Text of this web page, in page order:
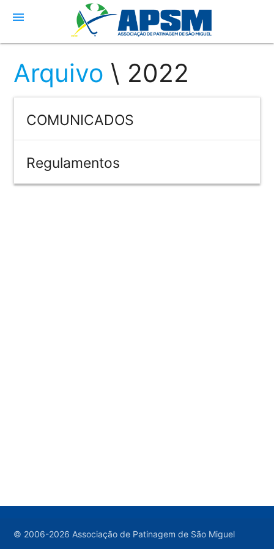
menu
Arquivo \ 2022
COMUNICADOS
Regulamentos
© 2006-2026 Associação de Patinagem de São Miguel